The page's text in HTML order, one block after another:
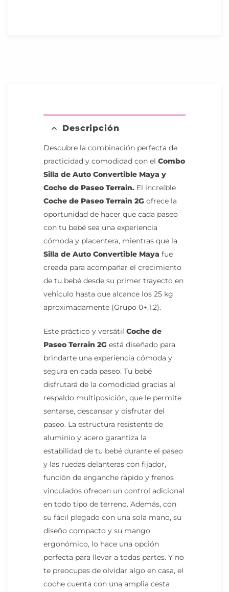
Descripción
Descubre la combinación perfecta de
practicidad y comodidad con el Combo
Silla de Auto Convertible Maya y
Coche de Paseo Terrain. El increíble
Coche de Paseo Terrain 2G ofrece la
oportunidad de hacer que cada paseo
con tu bebé sea una experiencia
cómoda y placentera, mientras que la
Silla de Auto Convertible Maya fue
creada para acompañar el crecimiento
de tu bebé desde su primer trayecto en
vehículo hasta que alcance los 25 kg
aproximadamente (Grupo 0+,1,2).
Este práctico y versátil Coche de
Paseo Terrain 2G está diseñado para
brindarte una experiencia cómoda y
segura en cada paseo. Tu bebé
disfrutará de la comodidad gracias al
respaldo multiposición, que le permite
sentarse, descansar y disfrutar del
paseo. La estructura resistente de
aluminio y acero garantiza la
estabilidad de tu bebé durante el paseo
y las ruedas delanteras con fijador,
función de enganche rápido y frenos
vinculados ofrecen un control adicional
en todo tipo de terreno. Además, con
su fácil plegado con una sola mano, su
diseño compacto y su mango
ergonómico, lo hace una opción
perfecta para llevar a todas partes. Y no
te preocupes de olvidar algo en casa, el
coche cuenta con una amplia cesta